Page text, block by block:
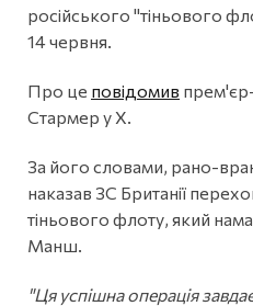
російського "тіньового
14 червня.
Про це повідомив прем'єр-
Стармер у Х.
За його словами, рано-
наказав ЗС Британії
тіньового флоту, який
Манш.
"Ця успішна операція